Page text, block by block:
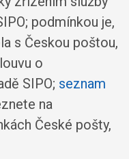
podmínkou je,
s Českou poštou,
o
SIPO; seznam
na
České pošty,